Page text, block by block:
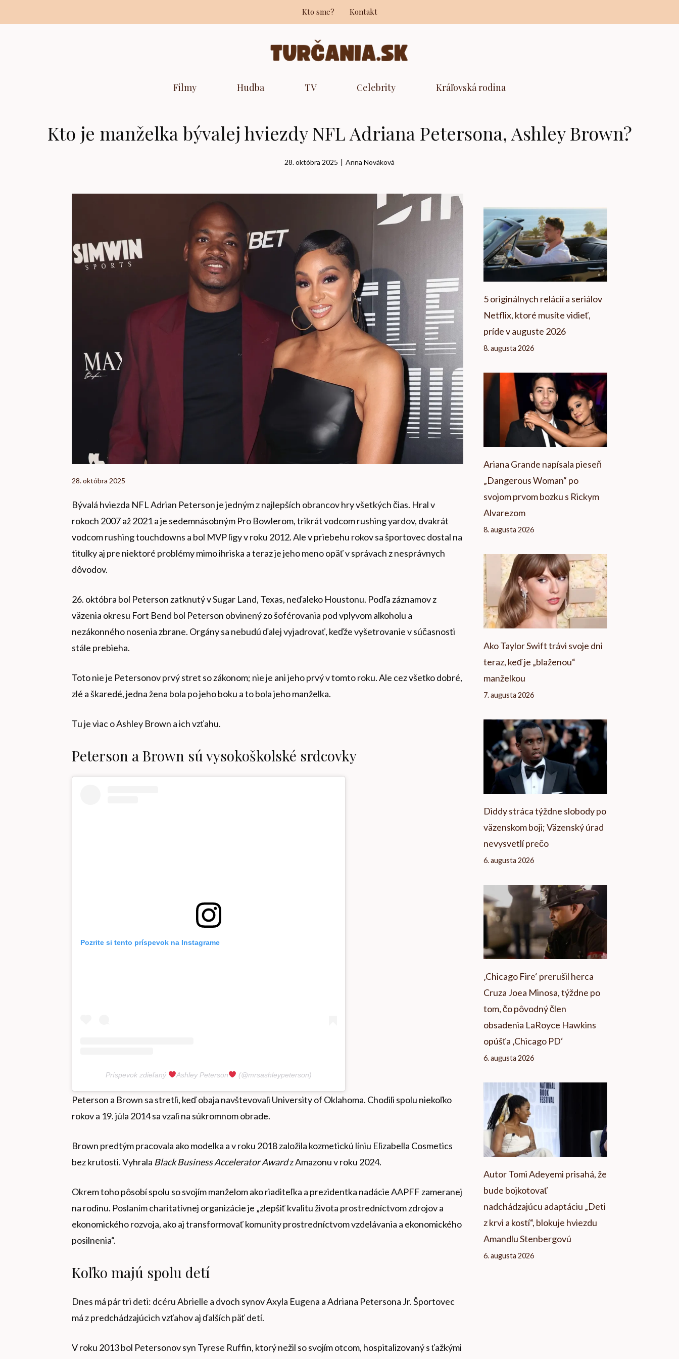
na
Kto sme? Kontakt
Filmy Hudba TV Celebrity Kráľovská rodina
Kto je manželka bývalej hviezdy NFL Adriana Petersona, Ashley Brown?
28. októbra 2025 | Anna Nováková
28. októbra 2025
Bývalá hviezda NFL Adrian Peterson je jedným z najlepších obrancov hry všetkých čias. Hral v
rokoch 2007 až 2021 a je sedemnásobným Pro Bowlerom, trikrát vodcom rushing yardov, dvakrát
vodcom rushing touchdowns a bol MVP ligy v roku 2012. Ale v priebehu rokov sa športovec dostal na
titulky aj pre niektoré problémy mimo ihriska a teraz je jeho meno opäť v správach z nesprávnych
dôvodov.
26. októbra bol Peterson zatknutý v Sugar Land, Texas, neďaleko Houstonu. Podľa záznamov z
väzenia okresu Fort Bend bol Peterson obvinený zo šoférovania pod vplyvom alkoholu a
nezákonného nosenia zbrane. Orgány sa nebudú ďalej vyjadrovať, keďže vyšetrovanie v súčasnosti
stále prebieha.
Toto nie je Petersonov prvý stret so zákonom; nie je ani jeho prvý v tomto roku. Ale cez všetko dobré,
zlé a škaredé, jedna žena bola po jeho boku a to bola jeho manželka.
Tu je viac o Ashley Brown a ich vzťahu.
Peterson a Brown sú vysokoškolské srdcovky
Pozrite si tento príspevok na Instagrame
Príspevok zdieľaný Ashley Peterson (@mrsashleypeterson)
Peterson a Brown sa stretli, keď obaja navštevovali University of Oklahoma. Chodili spolu niekoľko
rokov a 19. júla 2014 sa vzali na súkromnom obrade.
Brown predtým pracovala ako modelka a v roku 2018 založila kozmetickú líniu Elizabella Cosmetics
bez krutosti. Vyhrala Black Business Accelerator Awardz Amazonu v roku 2024.
Okrem toho pôsobí spolu so svojím manželom ako riaditeľka a prezidentka nadácie AAPFF zameranej
na rodinu. Poslaním charitatívnej organizácie je „zlepšiť kvalitu života prostredníctvom zdrojov a
ekonomického rozvoja, ako aj transformovať komunity prostredníctvom vzdelávania a ekonomického
posilnenia“.
Koľko majú spolu detí
Dnes má pár tri deti: dcéru Abrielle a dvoch synov Axyla Eugena a Adriana Petersona Jr. Športovec
má z predchádzajúcich vzťahov aj ďalších päť detí.
V roku 2013 bol Petersonov syn Tyrese Ruffin, ktorý nežil so svojím otcom, hospitalizovaný s ťažkými
5 originálnych relácií a seriálov
Netflix, ktoré musíte vidieť,
príde v auguste 2026
8. augusta 2026
Ariana Grande napísala pieseň
„Dangerous Woman“ po
svojom prvom bozku s Rickym
Alvarezom
8. augusta 2026
Ako Taylor Swift trávi svoje dni
teraz, keď je „blaženou“
manželkou
7. augusta 2026
Diddy stráca týždne slobody po
väzenskom boji; Väzenský úrad
nevysvetlí prečo
6. augusta 2026
‚Chicago Fire‘ prerušil herca
Cruza Joea Minosa, týždne po
tom, čo pôvodný člen
obsadenia LaRoyce Hawkins
opúšťa ‚Chicago PD‘
6. augusta 2026
Autor Tomi Adeyemi prisahá, že
bude bojkotovať
nadchádzajúcu adaptáciu „Deti
z krvi a kostí“, blokuje hviezdu
Amandlu Stenbergovú
6. augusta 2026